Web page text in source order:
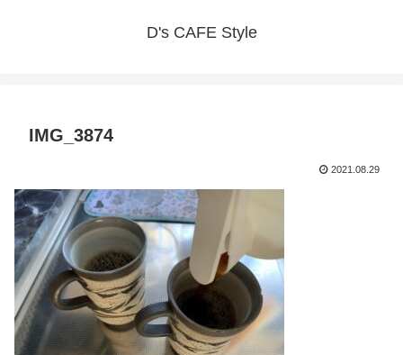
D's CAFE Style
IMG_3874
2021.08.29